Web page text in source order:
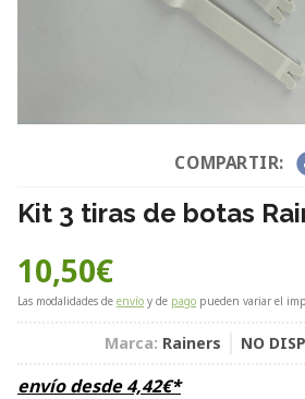
COMPARTIR:
Kit 3 tiras de botas
10,50€
Las modalidades de envío y de pago pueden variar el
Marca: Rainers NO
envío desde4,42€*